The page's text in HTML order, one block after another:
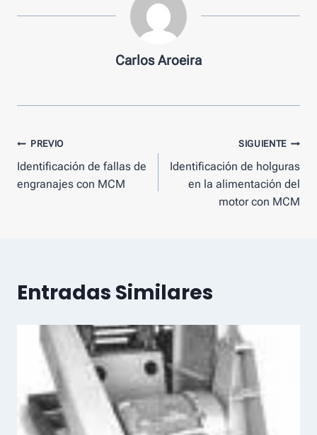
Carlos Aroeira
Mensaje
de
PREVIO
Identificación de fallas de
engranajes con MCM
SIGUIENTE
Identificación de holguras
en la alimentación del
motor con MCM
Entradas Similares